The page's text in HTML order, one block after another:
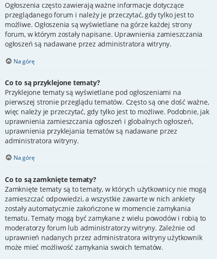
Ogłoszenia często zawierają ważne informacje dotyczące
przeglądanego forum i należy je przeczytać, gdy tylko jest to
możliwe. Ogłoszenia są wyświetlane na górze każdej strony
forum, w którym zostały napisane. Uprawnienia zamieszczania
ogłoszeń są nadawane przez administratora witryny.
Na górę
Co to są przyklejone tematy?
Przyklejone tematy są wyświetlane pod ogłoszeniami na
pierwszej stronie przeglądu tematów. Często są one dość ważne,
więc należy je przeczytać, gdy tylko jest to możliwe. Podobnie, jak
uprawnienia zamieszczania ogłoszeń i globalnych ogłoszeń,
uprawnienia przyklejania tematów są nadawane przez
administratora witryny.
Na górę
Co to są zamknięte tematy?
Zamknięte tematy są to tematy, w których użytkownicy nie mogą
zamieszczać odpowiedzi, a wszystkie zawarte w nich ankiety
zostały automatycznie zakończone w momencie zamykania
tematu. Tematy mogą być zamykane z wielu powodów i robią to
moderatorzy forum lub administratorzy witryny. Zależnie od
uprawnień nadanych przez administratora witryny użytkownik
może mieć możliwość zamykania swoich tematów.